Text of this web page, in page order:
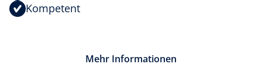
Kompetent
Mehr Informationen